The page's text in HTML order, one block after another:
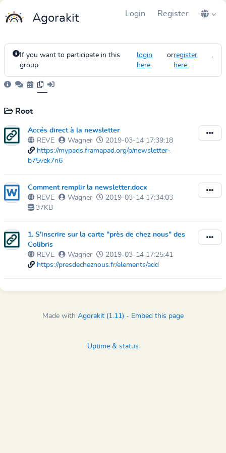
Agorakit Login Register
If you want to participate in this
group
login
here
orregister
here
.
Root
Accés direct à la newsletter
REVE
Wagner
2019-03-14 17:39:18
https://mypads.framapad.org/p/newsletter-
b75vek7n6
Comment remplir la newsletter.docx
REVE
Wagner
2019-03-14 17:34:03
37KB
1. S'inscrire sur la carte "près de chez nous" des
Colibris
REVE
Wagner
2019-03-14 17:25:41
https://presdecheznous.fr/elements/add
Made with Agorakit (1.11) - Embed this page
Uptime & status